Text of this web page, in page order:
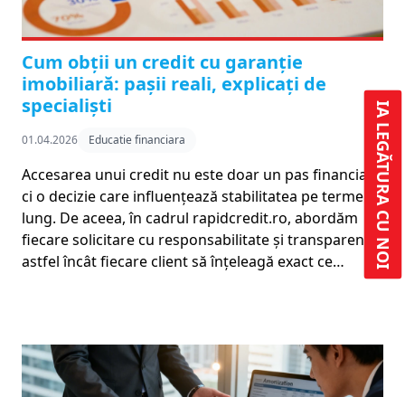
Cum obții un credit cu garanție
imobiliară: pașii reali, explicați de
specialiști
01.04.2026 Educatie financiara
Accesarea unui credit nu este doar un pas financiar,
ci o decizie care influențează stabilitatea pe termen
lung. De aceea, în cadrul rapidcredit.ro, abordăm
fiecare solicitare cu responsabilitate și transparență,
astfel încât fiecare client să înțeleagă exact ce…
IA LEGĂTURA CU NOI